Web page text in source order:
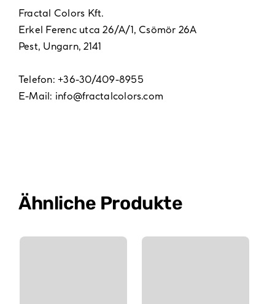
Fractal Colors Kft.
Erkel Ferenc utca 26/A/1, Csömör 26A
Pest, Ungarn, 2141
Telefon: +36-30/409-8955
E-Mail: info@fractalcolors.com
Ähnliche Produkte